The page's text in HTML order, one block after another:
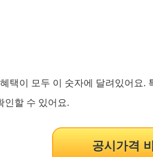
택이 모두 이 숫자에 달려있어요
인할 수 있어요.
공시가격